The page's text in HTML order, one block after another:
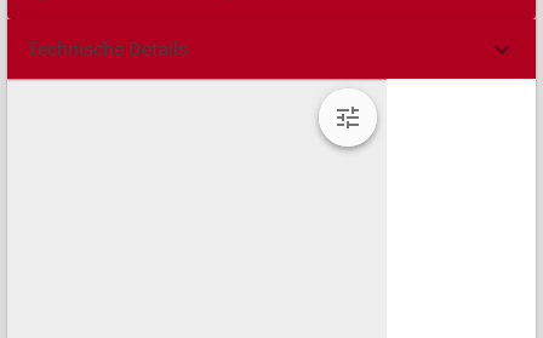
Technische Details